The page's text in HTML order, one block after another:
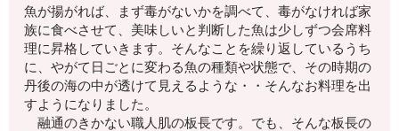
魚が揚がれば、まず毒がないかを調べて、毒がなければ家
族に食べさせて、美味しいと判断した魚は少しずつ会席料
理に昇格していきます。そんなことを繰り返しているうち
に、やがて日ごとに変わる魚の種類や状態で、その時期の
丹後の海の中が透けて見えるような・・そんなお料理を出
すようになりました。
融通のきかない職人肌の板長です。でも、そんな板長の